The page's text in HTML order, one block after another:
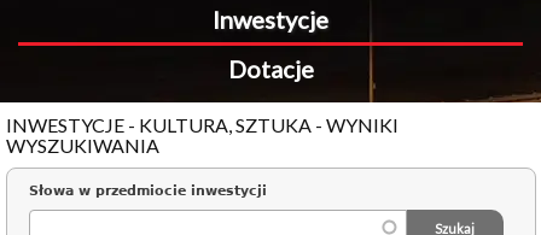
Inwestycje
Dotacje
INWESTYCJE - KULTURA, SZTUKA - WYNIKI
WYSZUKIWANIA
Słowa w przedmiocie inwestycji